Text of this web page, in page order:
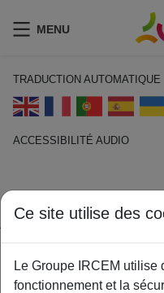
MENU
TRADUCTION AUTOMATIQUE
ACCESSIBILITÉ AUDIO
Adhérent
Byircem
Ce site utilise des
Le Groupe IRCEM utilise
fonctionnement et la